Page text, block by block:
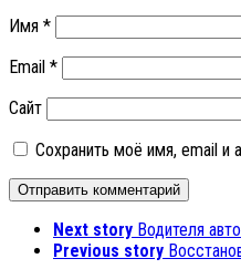
Имя *
Email *
Сайт
Сохранить моё имя, email и
Next story Водителя
Previous story